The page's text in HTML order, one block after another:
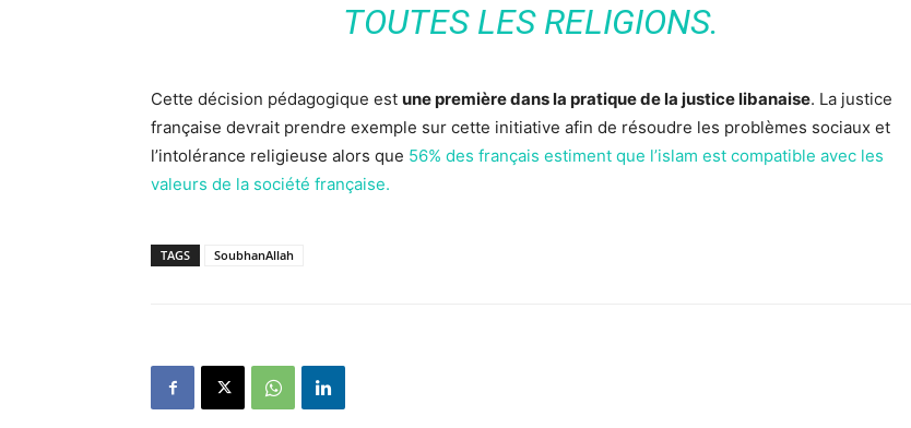
TOUTES LES RELIGIONS.
Cette décision pédagogique est une première dans la pratique de la justice libanaise. La justice
française devrait prendre exemple sur cette initiative afin de résoudre les problèmes sociaux et
l’intolérance religieuse alors que 56% des français estiment que l’islam est compatible avec les
valeurs de la société française.
TAGS SoubhanAllah